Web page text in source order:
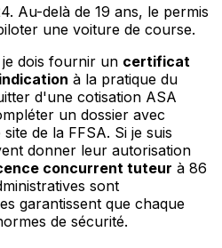
Au-delà de 19 ans, le permis
une voiture de course.
dois fournir un certificat
à la pratique du
d'une cotisation ASA
un dossier avec
de la FFSA. Si je suis
donner leur autorisation
concurrent tuteur à 86
sont
garantissent que chaque
de sécurité.